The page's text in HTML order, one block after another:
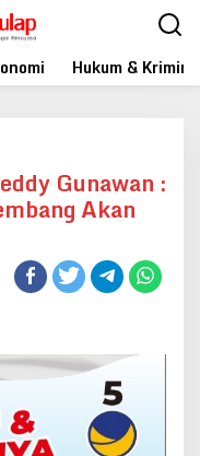
Hukum &
Gunawan :
Akan